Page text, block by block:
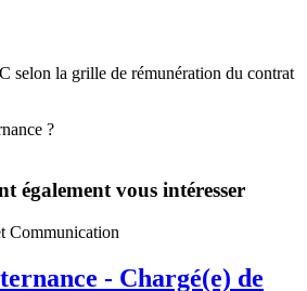
selon la grille de rémunération du contrat
?
également vous intéresser
Communication
- Chargé(e) de